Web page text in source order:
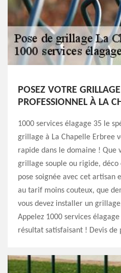
POSEZ VOTRE
PROFESSIONNEL À LA
1000 services élagage 35 le
grillage à La Chapelle Erbree
rapide dans le domaine ! Que
grillage souple ou rigide, déco
pose soignée avec cet artisan
au tarif moins couteux, que
vous devez installer un
Appelez 1000 services
résultat satisfaisant ! Devis de